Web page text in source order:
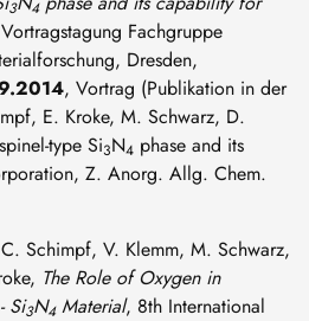
3 4
Fachgruppe
Dresden,
, Vortrag (Publikation in der
E. Kroke, M. Schwarz, D.
type Si3N4 phase and its
Z. Anorg. Allg. Chem.
Schimpf, V. Klemm, M. Schwarz,
The Role of Oxygen in
Si3N4Material, 8th International